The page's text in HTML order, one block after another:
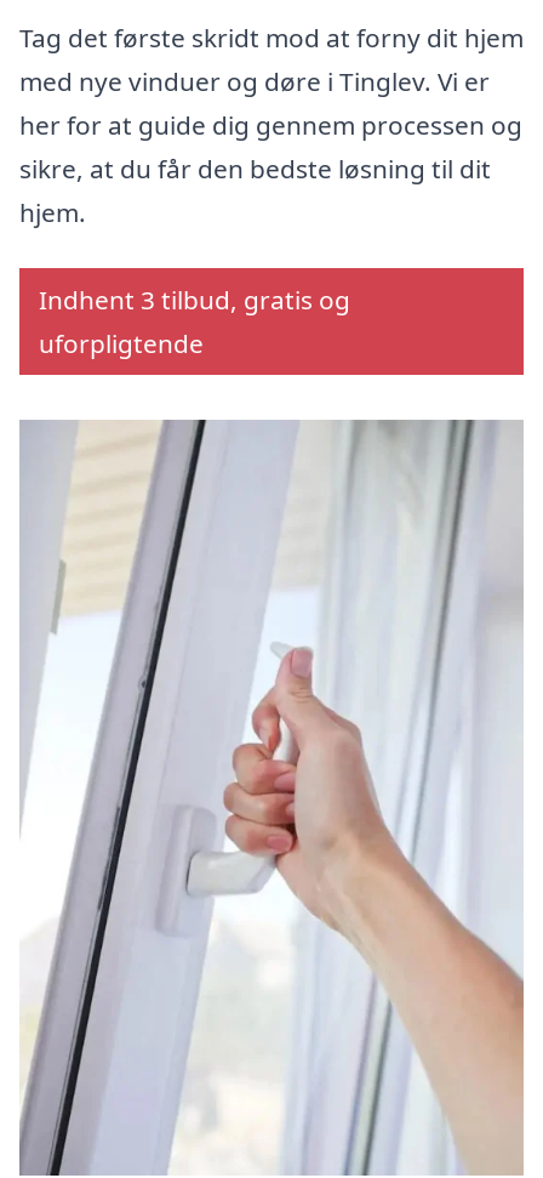
Tag det første skridt mod at forny dit hjem
med nye vinduer og døre i Tinglev. Vi er
her for at guide dig gennem processen og
sikre, at du får den bedste løsning til dit
hjem.
Indhent 3 tilbud, gratis og
uforpligtende